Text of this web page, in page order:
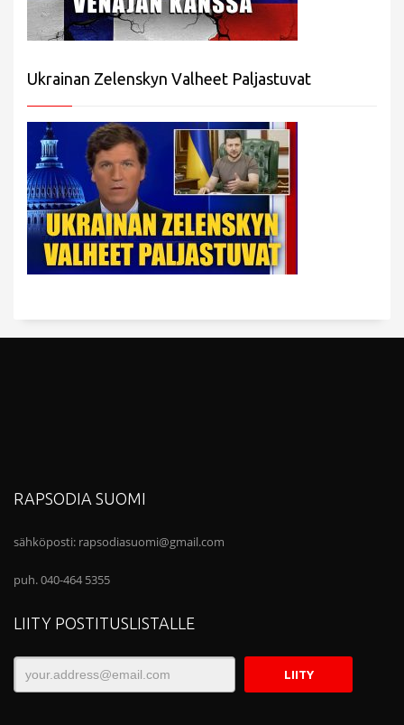
Ukrainan Zelenskyn Valheet Paljastuvat
RAPSODIA SUOMI
sähköposti: rapsodiasuomi@gmail.com
puh. 040-464 5355
LIITY POSTITUSLISTALLE